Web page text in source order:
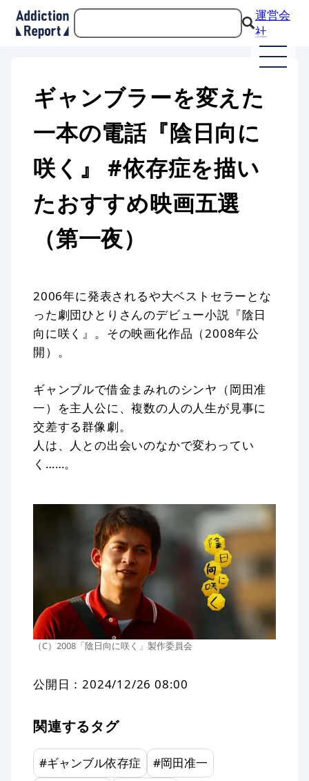
運営会
社
ギャンブラーを変えた
一本の電話『陰日向に
咲く』 #依存症を描い
たおすすめ映画五選
（第一夜）
2006年に発表されるや大ベストセラーとな
った劇団ひとりさんのデビュー小説『陰日
向に咲く』。その映画化作品（2008年公
開）。
ギャンブルで借金まみれのシンヤ（岡田准
一）を主人公に、複数の人の人生が見事に
交差する群像劇。
人は、人との出会いのなかで変わってい
く……。
（C）2008「陰日向に咲く」製作委員会
公開日：2024/12/26 08:00
関連するタグ
#ギャンブル依存症 #岡田准一